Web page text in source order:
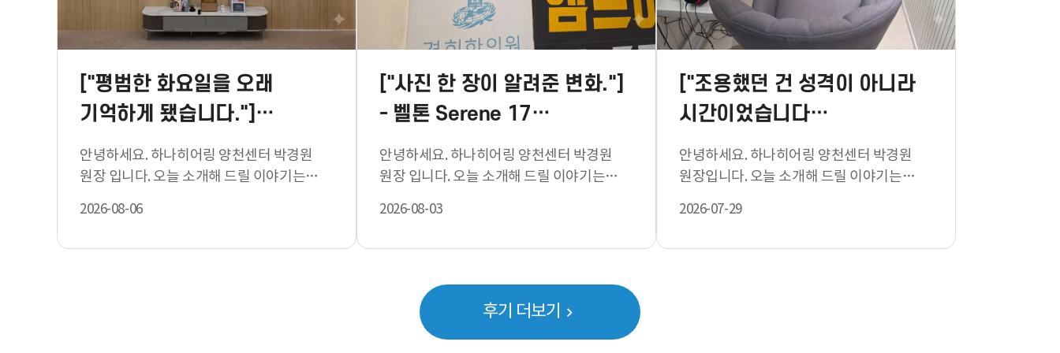
["평범한 화요일을 오래
기억하게 됐습니다."]…
안녕하세요. 하나히어링 양천센터 박경원
원장 입니다. 오늘 소개해 드릴 이야기는
2026-08-06
["사진 한 장이 알려준 변화."]
- 벨톤 Serene 17…
안녕하세요. 하나히어링 양천센터 박경원
원장 입니다. 오늘 소개해 드릴 이야기는
2026-08-03
["조용했던 건 성격이 아니라
시간이었습니다…
안녕하세요. 하나히어링 양천센터 박경원
원장입니다. 오늘 소개해 드릴 이야기는
2026-07-29
후기 더보기